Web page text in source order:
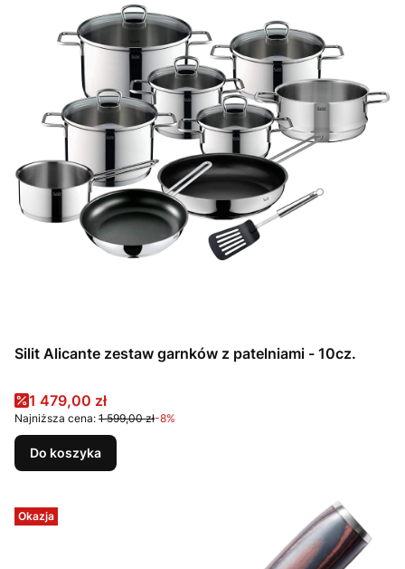
Silit Alicante zestaw garnków z patelniami - 10cz.
Cena promocyjna
1 479,00 zł
Najniższa cena: 1 599,00 zł-8%
Do koszyka
Okazja